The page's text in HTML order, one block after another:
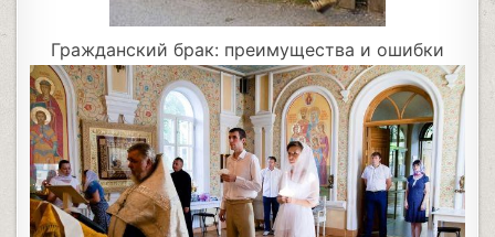
Гражданский брак: преимущества и ошибки